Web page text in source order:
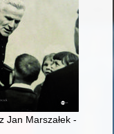
latach
Jan Marszałek - mądry